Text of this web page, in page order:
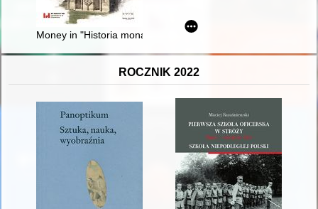
Money in "Historia monachorum in Aegypto"
ROCZNIK 2022